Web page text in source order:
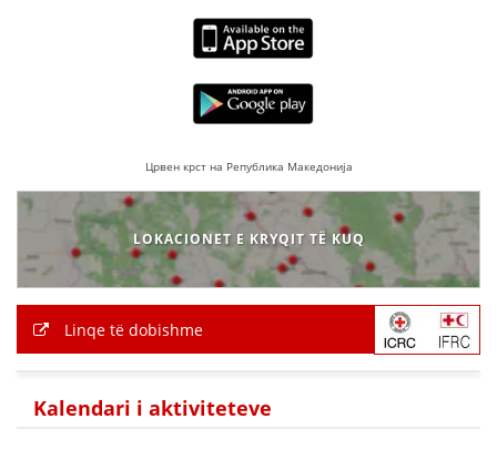
Црвен крст на Република Македонија
LOKACIONET E KRYQIT TË KUQ
Linqe të dobishme
Kalendari i aktiviteteve